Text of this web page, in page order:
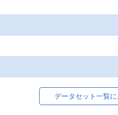
データセット一覧に